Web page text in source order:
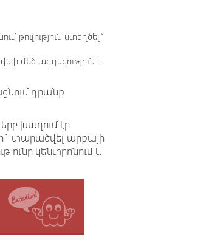
ստեղծել`
մեծ ազդեցություն է
դրանք
խաղում էր
տարածվել արքայի
կենտրոնում և